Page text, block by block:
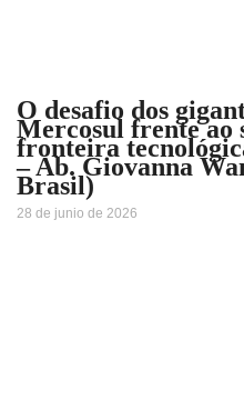
O desafio dos
Mercosul frente ao
fronteira
– Ab. Giovanna
Brasil)
28 de junio de 2026